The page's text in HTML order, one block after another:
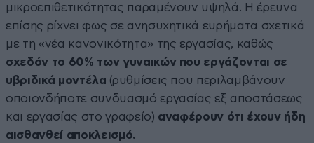
μικροεπιθετικότητας παραμένουν υψηλά. Η έρευνα
επίσης ρίχνει φως σε ανησυχητικά ευρήματα σχετικά
με τη «νέα κανονικότητα» της εργασίας, καθώς
σχεδόν το 60% των γυναικών που εργάζονται σε
υβριδικά μοντέλα (ρυθμίσεις που περιλαμβάνουν
οποιονδήποτε συνδυασμό εργασίας εξ αποστάσεως
και εργασίας στο γραφείο) αναφέρουν ότι έχουν ήδη
αισθανθεί αποκλεισμό.